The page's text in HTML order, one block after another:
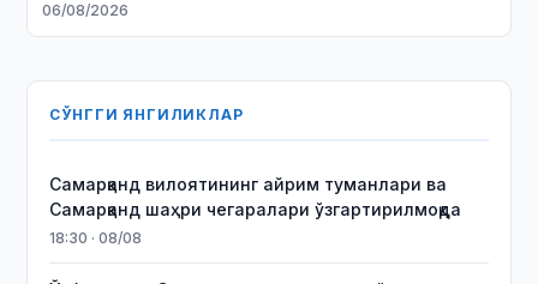
06/08/2026
СЎНГГИ ЯНГИЛИКЛАР
Самарқанд вилоятининг айрим туманлари ва
Самарқанд шаҳри чегаралари ўзгартирилмоқда
18:30 · 08/08